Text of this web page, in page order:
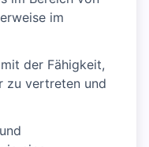
im
der Fähigkeit,
zu vertreten und